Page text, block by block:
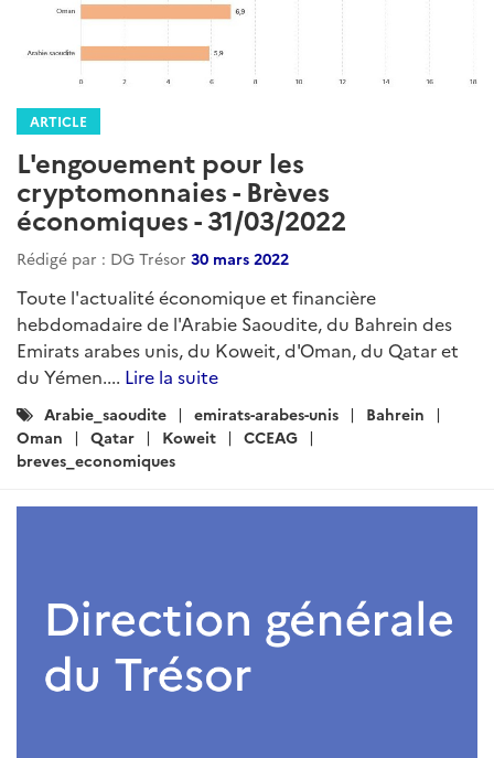
ARTICLE
L'engouement pour les
cryptomonnaies - Brèves
économiques - 31/03/2022
Rédigé par : DG Trésor 30 mars 2022
Toute l'actualité économique et financière
hebdomadaire de l'Arabie Saoudite, du Bahrein des
Emirats arabes unis, du Koweit, d'Oman, du Qatar et
du Yémen.... Lire la suite
Catégories
:
Arabie_saoudite emirats-arabes-unis
Bahrein
Oman
Qatar Koweit
CCEAG
breves_economiques